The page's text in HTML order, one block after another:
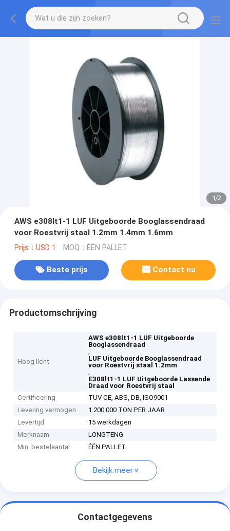
1/2
AWS e308lt1-1 LUF Uitgeboorde Booglassendraad
voor Roestvrij staal 1.2mm 1.4mm 1.6mm
Prijs：USD 1 MOQ：ÉÉN PALLET
Beste prijs Contact nu
Productomschrijving
Hoog licht
AWS e308lt1-1 LUF Uitgeboorde
Booglassendraad
,
LUF Uitgeboorde Booglassendraad
voor Roestvrij staal 1.2mm
,
E308lt1-1 LUF Uitgeboorde Lassende
Draad voor Roestvrij staal
Certificering
TUV CE, ABS, DB, ISO9001
Levering vermogen
1.200.000 TON PER JAAR
Levertijd
15 werkdagen
Merknaam
LONGTENG
Min. bestelaantal
ÉÉN PALLET
Bekijk meer
Contactgegevens